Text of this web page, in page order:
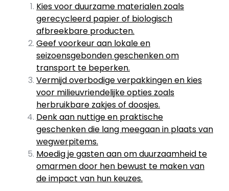
Kies voor duurzame materialen zoals
gerecycleerd papier of biologisch
afbreekbare producten.
Geef voorkeur aan lokale en
seizoensgebonden geschenken om
transport te beperken.
Vermijd overbodige verpakkingen en kies
voor milieuvriendelijke opties zoals
herbruikbare zakjes of doosjes.
Denk aan nuttige en praktische
geschenken die lang meegaan in plaats van
wegwerpitems.
Moedig je gasten aan om duurzaamheid te
omarmen door hen bewust te maken van
de impact van hun keuzes.